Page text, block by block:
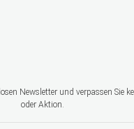
Newsletter und verpassen Sie
oder Aktion.